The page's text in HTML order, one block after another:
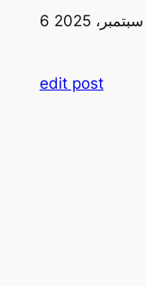
6 سبتمبر، 2025
edit post